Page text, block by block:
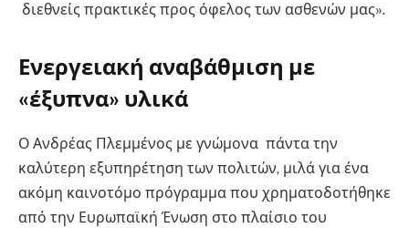
διεθνείς πρακτικές προς όφελος των ασθενών μας».
Ενεργειακή αναβάθμιση με
«έξυπνα» υλικά
Ο Ανδρέας Πλεμμένος με γνώμονα πάντα την
καλύτερη εξυπηρέτηση των πολιτών, μιλά για ένα
ακόμη καινοτόμο πρόγραμμα που χρηματοδοτήθηκε
από την Ευρωπαϊκή Ένωση στο πλαίσιο του